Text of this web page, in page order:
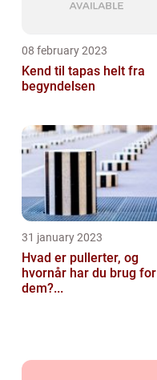
08 february 2023
Kend til tapas helt fra
begyndelsen
31 january 2023
Hvad er pullerter, og
hvornår har du brug for
dem?...